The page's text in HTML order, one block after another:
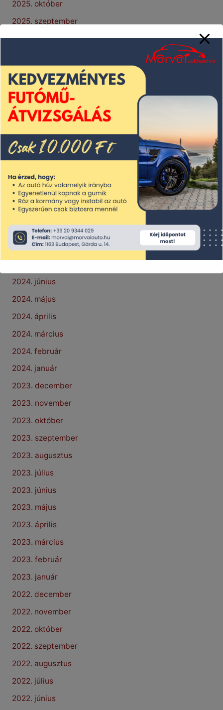
2025. október
2025. szeptember
2025. augusztus
2025. június
2025. május
2025. április
2025. február
2025. január
2024. december
2024. november
2024. október
2024. szeptember
2024. augusztus
2024. június
2024. május
2024. április
2024. március
2024. február
2024. január
2023. december
2023. november
2023. október
2023. szeptember
2023. augusztus
2023. július
2023. június
2023. május
2023. április
2023. március
2023. február
2023. január
2022. december
2022. november
2022. október
2022. szeptember
2022. augusztus
2022. július
2022. június